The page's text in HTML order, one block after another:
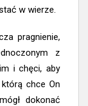
w wierze.
pragnienie,
z
i chęci, aby
chce On
dokonać